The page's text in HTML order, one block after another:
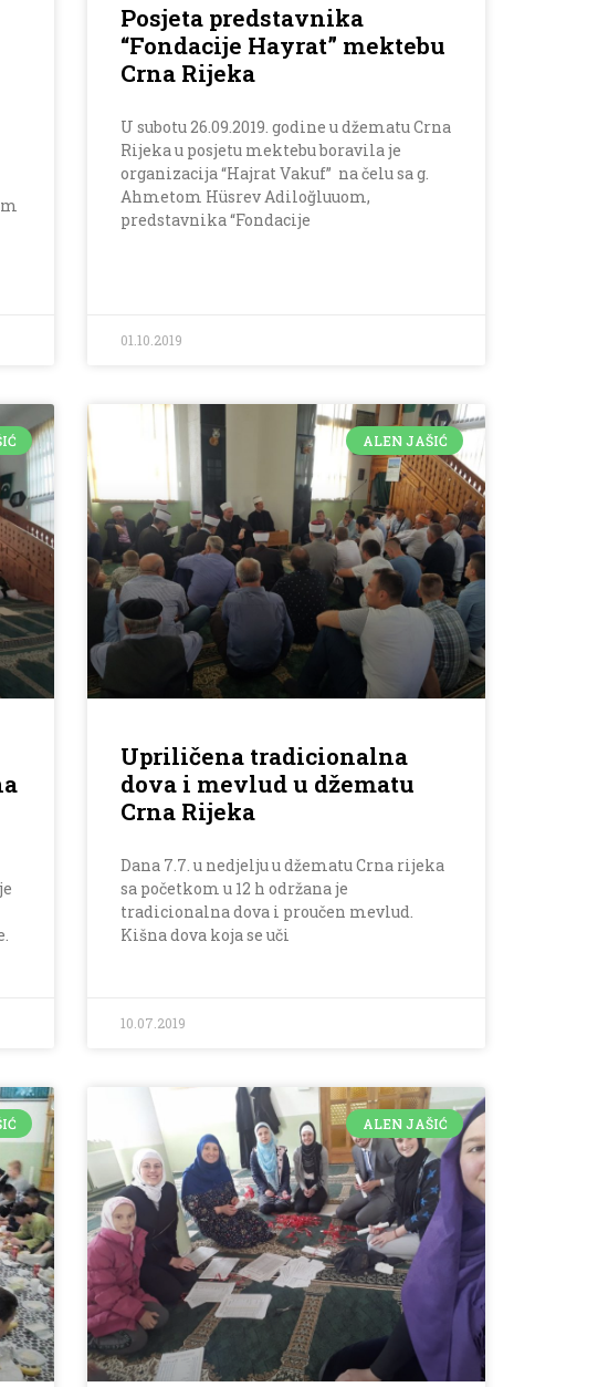
Posjeta predstavnika
“Fondacije Hayrat” mektebu
Crna Rijeka
U subotu 26.09.2019. godine u džematu Crna
Rijeka u posjetu mektebu boravila je
organizacija “Hajrat Vakuf” na čelu sa g.
Ahmetom Hüsrev Adiloğluuom,
predstavnika “Fondacije
01.10.2019
ALEN JAŠIĆ
Upriličena tradicionalna
dova i mevlud u džematu
Crna Rijeka
Dana 7.7. u nedjelju u džematu Crna rijeka
sa početkom u 12 h održana je
tradicionalna dova i proučen mevlud.
Kišna dova koja se uči
10.07.2019
ALEN JAŠIĆ